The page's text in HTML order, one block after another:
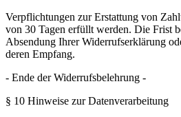
Verpflichtungen zur Erstattung von
von 30 Tagen erfüllt werden. Die Frist
Absendung Ihrer Widerrufserklärung
deren Empfang.
- Ende der Widerrufsbelehrung -
§ 10 Hinweise zur Datenverarbeitung